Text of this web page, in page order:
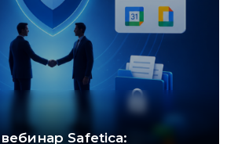
Safetica: